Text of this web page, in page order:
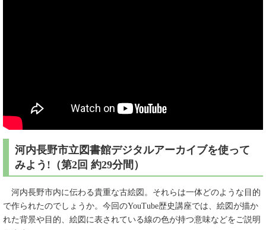
河内長野市立図書館デジタルアーカイブを使って
みよう!（第2回 約29分間）
河内長野市内に伝わる貴重な古絵図。それらは一体どのような目的
で作られたのでしょうか。今回のYouTube歴史講座では、絵図が描か
れた背景や目的、絵図に表されている線の色が持つ意味などをご説明